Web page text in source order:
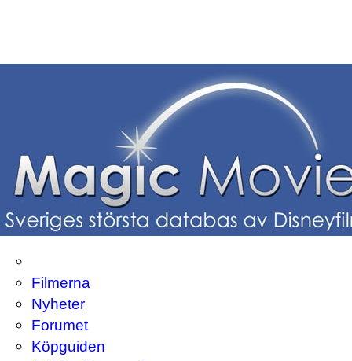
Filmerna
Nyheter
Forumet
Köpguiden